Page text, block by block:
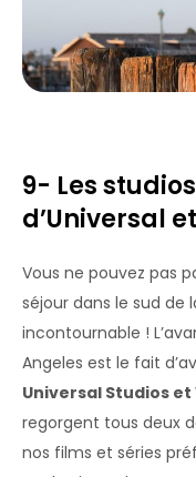
9- Les
d’Universal
Vous ne pouvez pas
séjour dans le sud de
incontournable !
Angeles est le fait
Universal Studios
regorgent tous deux
nos films et séries